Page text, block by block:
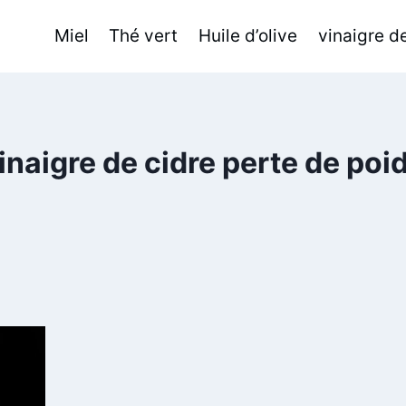
Miel Thé vert Huile d’olive vinaigre
de cidre perte de